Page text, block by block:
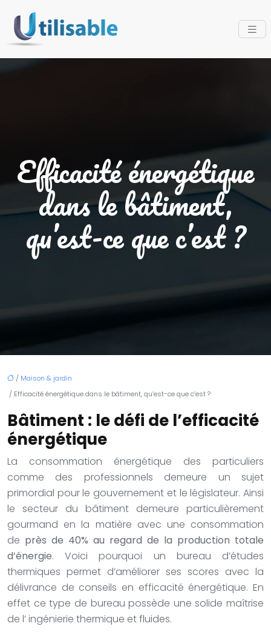
Efficacité énergétique
dans le bâtiment,
qu’est-ce que c’est ?
/ Maison & jardin
/ Efficacité énergétique dans le bâtiment, qu’est-ce que c’est ?
Bâtiment : le défi de l’efficacité
énergétique
La consommation énergétique des particuliers
comme des professionnels demeure un sujet
primordial pour le gouvernement et le législateur. Ainsi
le secteur du bâtiment demeure particulièrement
gourmand en la matière avec une consommation
de près de 40% au regard de la production totale
d’énergie. Voici pourquoi un bureau d’études
thermiques permet d’améliorer ses scores avec la
délivrance de conseils en efficacité énergétique. En
effet ce type de bureau possède une solide maîtrise
de l’ ingénierie thermique et fluides.